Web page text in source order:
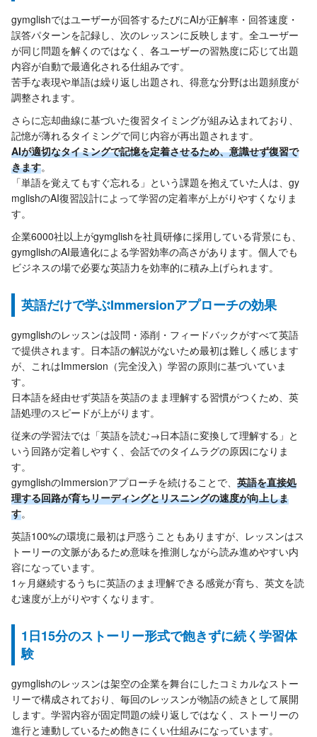
gymglishではユーザーが回答するたびにAIが正解率・回答速度・
誤答パターンを記録し、次のレッスンに反映します。全ユーザー
が同じ問題を解くのではなく、各ユーザーの習熟度に応じて出題
内容が自動で最適化される仕組みです。
苦手な表現や単語は繰り返し出題され、得意な分野は出題頻度が
調整されます。
さらに忘却曲線に基づいた復習タイミングが組み込まれており、
記憶が薄れるタイミングで同じ内容が再出題されます。
AIが適切なタイミングで記憶を定着させるため、意識せず復習で
きます。
「単語を覚えてもすぐ忘れる」という課題を抱えていた人は、gy
mglishのAI復習設計によって学習の定着率が上がりやすくなりま
す。
企業6000社以上がgymglishを社員研修に採用している背景にも、
gymglishのAI最適化による学習効率の高さがあります。個人でも
ビジネスの場で必要な英語力を効率的に積み上げられます。
英語だけで学ぶImmersionアプローチの効果
gymglishのレッスンは設問・添削・フィードバックがすべて英語
で提供されます。日本語の解説がないため最初は難しく感じます
が、これはImmersion（完全没入）学習の原則に基づいていま
す。
日本語を経由せず英語を英語のまま理解する習慣がつくため、英
語処理のスピードが上がります。
従来の学習法では「英語を読む→日本語に変換して理解する」と
いう回路が定着しやすく、会話でのタイムラグの原因になりま
す。
gymglishのImmersionアプローチを続けることで、 英語を直接処
理する回路が育ちリーディングとリスニングの速度が向上しま
す。
英語100%の環境に最初は戸惑うこともありますが、レッスンはス
トーリーの文脈があるため意味を推測しながら読み進めやすい内
容になっています。
1ヶ月継続するうちに英語のまま理解できる感覚が育ち、英文を読
む速度が上がりやすくなります。
1日15分のストーリー形式で飽きずに続く学習体
験
gymglishのレッスンは架空の企業を舞台にしたコミカルなストー
リーで構成されており、毎回のレッスンが物語の続きとして展開
します。学習内容が固定問題の繰り返しではなく、ストーリーの
進行と連動しているため飽きにくい仕組みになっています。